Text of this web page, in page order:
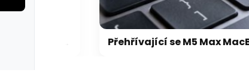
galerie: cviky
Přehřívající se M5 Max MacBook Pro trápí zaseklé klávesy, cena opravy je $895